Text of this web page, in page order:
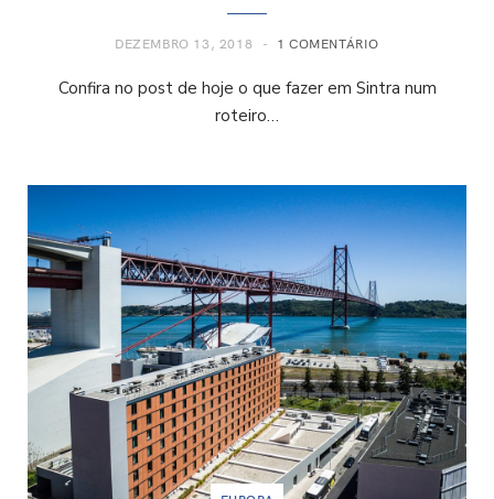
DEZEMBRO 13, 2018 1 COMENTÁRIO
Confira no post de hoje o que fazer em Sintra num
roteiro…